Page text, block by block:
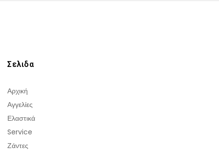
Σελιδα
Αρχική
Αγγελίες
Ελαστικά
Service
Ζάντες